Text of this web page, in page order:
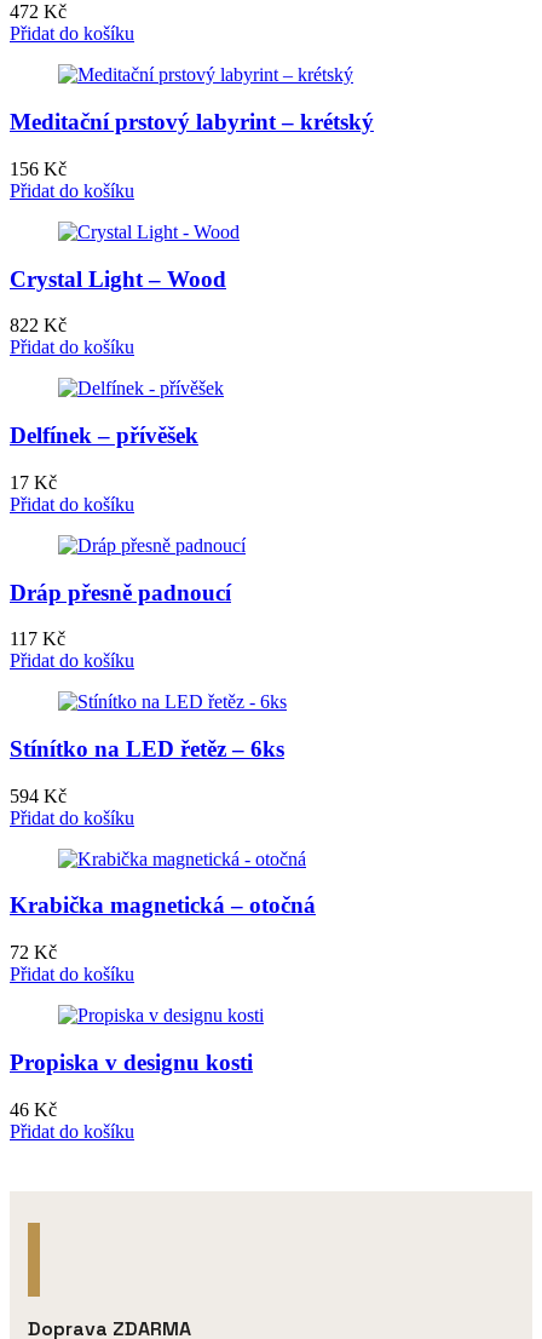
472 Kč
Přidat do košíku
Meditační prstový labyrint – krétský
156 Kč
Přidat do košíku
Crystal Light – Wood
822 Kč
Přidat do košíku
Delfínek – přívěšek
17 Kč
Přidat do košíku
Dráp přesně padnoucí
117 Kč
Přidat do košíku
Stínítko na LED řetěz – 6ks
594 Kč
Přidat do košíku
Krabička magnetická – otočná
72 Kč
Přidat do košíku
Propiska v designu kosti
46 Kč
Přidat do košíku
Doprava ZDARMA